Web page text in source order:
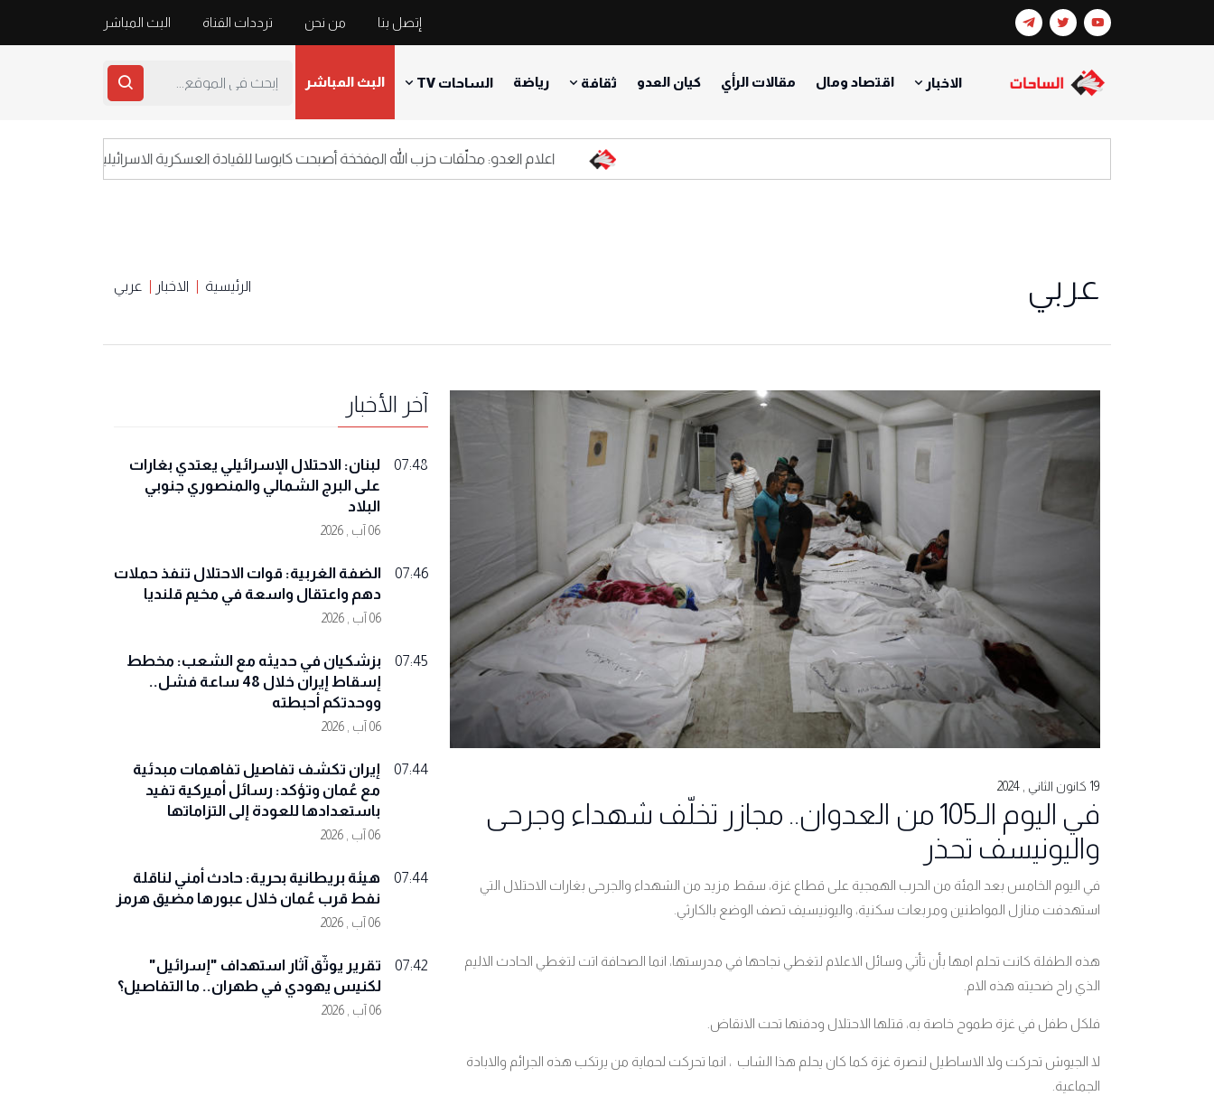
إتصل بنا من نحن ترددات القناة البث المباشر
الاخبار اقتصاد ومال مقالات الرأي كيان العدو ثقافة رياضة الساحات TV البث المباشر
اعلام العدو: محلّقات حزب الله المفخخة أصبحت كابوسا للقيادة العسكرية الاسرائيلية
عربي الرئيسية الاخبار عربي
19 كانون الثاني , 2024
في اليوم الـ105 من العدوان.. مجازر تخلّف شهداء وجرحى
واليونيسف تحذر
في اليوم الخامس بعد المئة من الحرب الهمجية على قطاع غزة، سقط مزيد من الشهداء والجرحى بغارات الاحتلال التي
استهدفت منازل المواطنين ومربعات سكنية، واليونيسيف تصف الوضع بالكارثي.
هذه الطفلة كانت تحلم امها بأن تأتي وسائل الاعلام لتغطي نجاحها في مدرستها، انما الصحافة اتت لتغطي الحادث الاليم
الذي راح ضحيته هذه الام.
فلكل طفل في غزة طموح خاصة به، قتلها الاحتلال ودفنها تحت الانقاض.
لا الجيوش تحركت ولا الاساطيل لنصرة غزة كما كان يحلم هذا الشاب ، انما تحركت لحماية من يرتكب هذه الجرائم والابادة
الجماعية.
آخر الأخبار
07:48
لبنان: الاحتلال الإسرائيلي يعتدي بغارات
على البرج الشمالي والمنصوري جنوبي
البلاد
06 آب , 2026
07:46
الضفة الغربية: قوات الاحتلال تنفذ حملات
دهم واعتقال واسعة في مخيم قلنديا
06 آب , 2026
07:45
بزشكيان في حديثه مع الشعب: مخطط
إسقاط إيران خلال 48 ساعة فشل..
ووحدتكم أحبطته
06 آب , 2026
07:44
إيران تكشف تفاصيل تفاهمات مبدئية
مع عُمان وتؤكد: رسائل أميركية تفيد
باستعدادها للعودة إلى التزاماتها
06 آب , 2026
07:44
هيئة بريطانية بحرية: حادث أمني لناقلة
نفط قرب عُمان خلال عبورها مضيق هرمز
06 آب , 2026
07:42
تقرير يوثّق آثار استهداف "إسرائيل"
لكنيس يهودي في طهران.. ما التفاصيل؟
06 آب , 2026